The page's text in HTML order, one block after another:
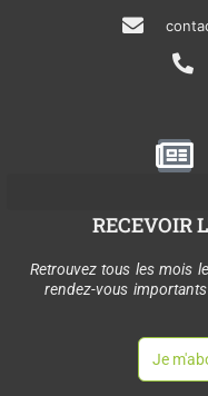
N
e
w
s
p
a
p
e
RECEVOIR
Retrouvez tous les mois
rendez-vous
Je